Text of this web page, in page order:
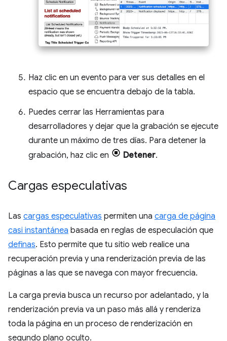
Haz clic en un evento para ver sus detalles en el
espacio que se encuentra debajo de la tabla.
Puedes cerrar las Herramientas para
desarrolladores y dejar que la grabación se ejecute
durante un máximo de tres días. Para detener la
grabación, haz clic en
Detener.
Cargas especulativas
Las cargas especulativas permiten una carga de página
casi instantánea basada en reglas de especulación que
definas. Esto permite que tu sitio web realice una
recuperación previa y una renderización previa de las
páginas a las que se navega con mayor frecuencia.
La carga previa busca un recurso por adelantado, y la
renderización previa va un paso más allá y renderiza
toda la página en un proceso de renderización en
segundo plano oculto.